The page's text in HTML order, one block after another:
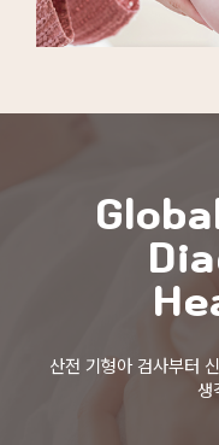
산전 기형아 검사부터
생